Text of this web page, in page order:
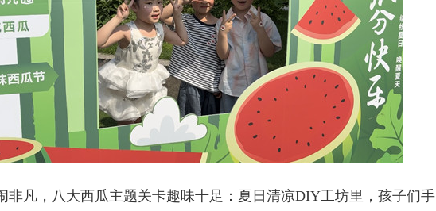
非凡，八大西瓜主题关卡趣味十足：夏日清凉DIY工坊里，孩子们手